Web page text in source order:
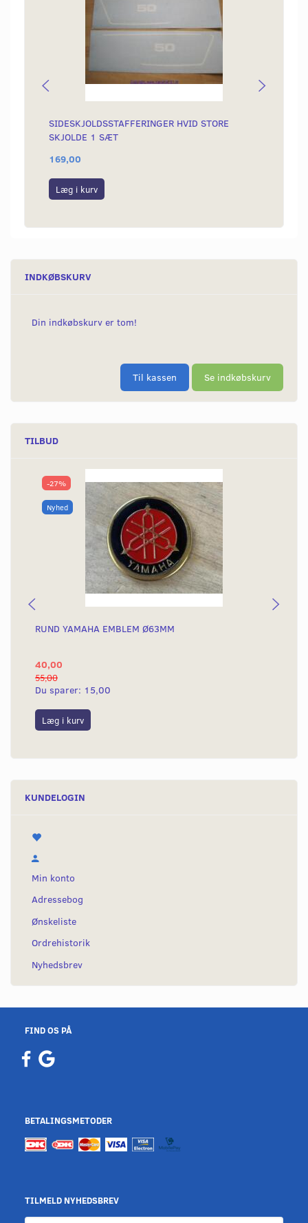
SIDESKJOLDSSTAFFERINGER HVID STORE
SKJOLDE 1 SÆT
169,00
Læg i kurv
INDKØBSKURV
Din indkøbskurv er tom!
Til kassen Se indkøbskurv
TILBUD
-27%
Nyhed
RUND YAMAHA EMBLEM Ø63MM
40,00
55,00
Du sparer: 15,00
Læg i kurv
KUNDELOGIN
Min konto
Adressebog
Ønskeliste
Ordrehistorik
Nyhedsbrev
FIND OS PÅ
BETALINGSMETODER
TILMELD NYHEDSBREV